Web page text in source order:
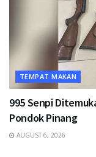
TEMPAT MAKAN
995 Senpi
Pondok Pinang
AUGUST 6, 2026